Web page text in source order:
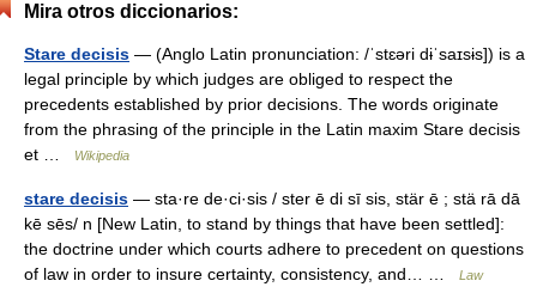
Mira otros diccionarios:
Stare decisis — (Anglo Latin pronunciation: /ˈstɛəri dɨˈsaɪsɨs]) is a
legal principle by which judges are obliged to respect the
precedents established by prior decisions. The words originate
from the phrasing of the principle in the Latin maxim Stare decisis
et …
Wikipedia
stare decisis — sta·re de·ci·sis / ster ē di sī sis, stär ē ; stä rā dā
kē sēs/ n [New Latin, to stand by things that have been settled]:
the doctrine under which courts adhere to precedent on questions
of law in order to insure certainty, consistency, and… …
Law